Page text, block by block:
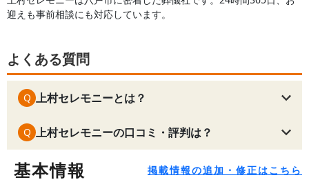
迎えも事前相談にも対応しています。
よくある質問
Q 上村セレモニーとは？
Q 上村セレモニーの口コミ・評判は？
基本情報 掲載情報の追加・修正はこちら